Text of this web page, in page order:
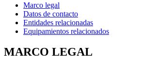
Marco legal
Datos de contacto
Entidades relacionadas
Equipamientos relacionados
MARCO LEGAL